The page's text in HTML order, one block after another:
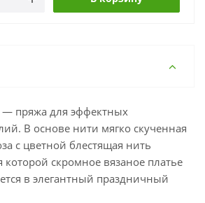
— пряжа для эффектных
В основе нити мягко скученная
c цветной блестящая нить
которой скромное вязаное платье
в элегантный праздничный